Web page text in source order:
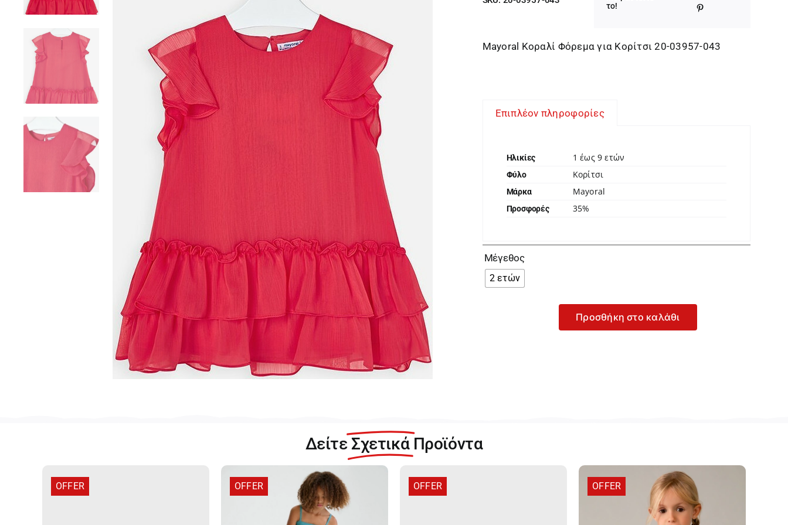
24,05 €.
το!
Mayoral Κοραλί Φόρεμα για Κορίτσι 20-03957-043
Επιπλέον πληροφορίες
Ηλικίες 1 έως 9 ετών
Φύλο Κορίτσι
Μάρκα Mayoral
Προσφορές 35%
Μέγεθος
2 ετών
Προσθήκη στο καλάθι
Δείτε Σχετικά Προϊόντα
OFFER OFFER OFFER OFFER